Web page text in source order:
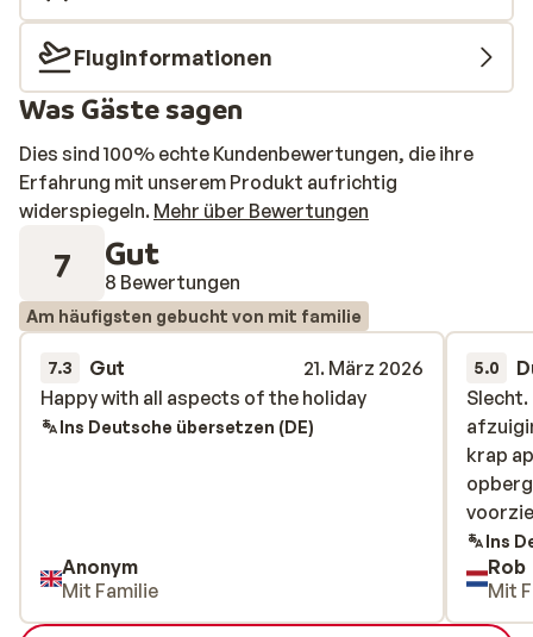
Fluginformationen
Was Gäste sagen
Dies sind 100% echte Kundenbewertungen, die ihre
Erfahrung mit unserem Produkt aufrichtig
widerspiegeln. Mehr über Bewertungen
7 Gut
8 Bewertungen
Am häufigsten gebucht von mit familie
7.3 Gut
21. März 2026
Happy with all aspects of the holiday
Happy with all aspects of the holiday
Ins Deutsche übersetzen (DE)
Anonym
Mit Familie
5.0
krap
krap
Ins
Rob
Mit